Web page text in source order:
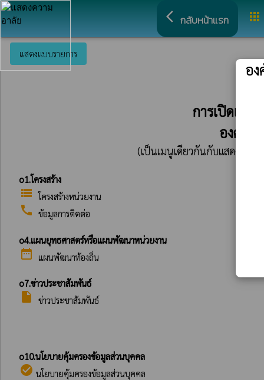
arrow_back_ios กลับหน้าแรก apps
แสดงแบบรายการ
การเปิดเผ
องค์กา
(เป็นเมนูเดียวกันกับแสดงในเ
o1.โครงสร้าง
view_list โครงสร้างหน่วยงาน
call ข้อมูลการติดต่อ
o4.แผนยุทธศาสตร์หรือแผนพัฒนาหน่วยงาน
date_range แผนพัฒนาท้องถิ่น
o7.ข่าวประชาสัมพันธ์
insert_drive_file ข่าวประชาสัมพันธ์
o10.นโยบายคุ้มครองข้อมูลส่วนบุคคล
check_circle นโยบายคุ้มครองข้อมูลส่วนบุคคล
อ